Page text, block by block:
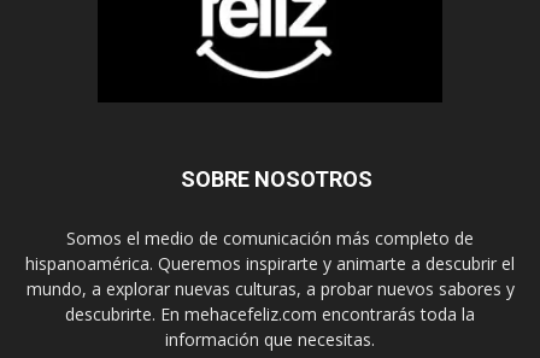
SOBRE NOSOTROS
Somos el medio de comunicación más completo de
hispanoamérica. Queremos inspirarte y animarte a descubrir el
mundo, a explorar nuevas culturas, a probar nuevos sabores y
descubrirte. En mehacefeliz.com encontrarás toda la
información que necesitas.